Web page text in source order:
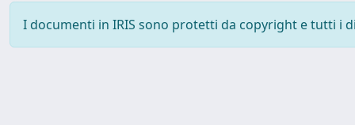
I documenti in IRIS sono protetti da copyright e tutti i